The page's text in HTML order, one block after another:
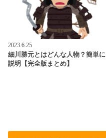
2023.6.25
細川勝元とはどんな人物？簡単に
説明【完全版まとめ】